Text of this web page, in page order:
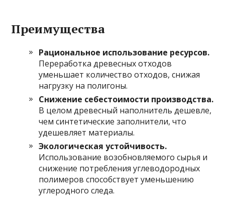
Преимущества
Рациональное использование ресурсов.
Переработка древесных отходов
уменьшает количество отходов, снижая
нагрузку на полигоны.
Снижение себестоимости производства.
В целом древесный наполнитель дешевле,
чем синтетические заполнители, что
удешевляет материалы.
Экологическая устойчивость.
Использование возобновляемого сырья и
снижение потребления углеводородных
полимеров способствует уменьшению
углеродного следа.